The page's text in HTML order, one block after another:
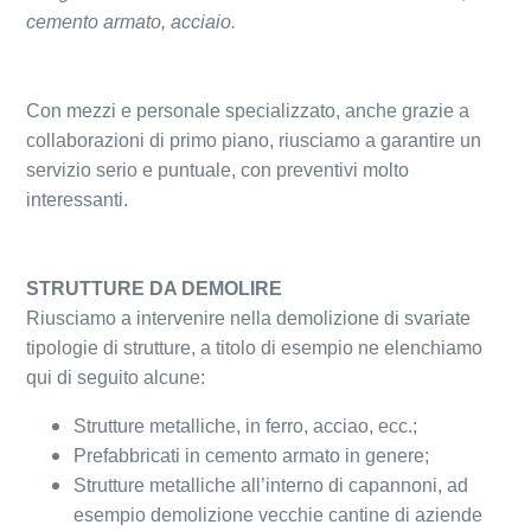
cemento armato, acciaio.
Con mezzi e personale specializzato, anche grazie a
collaborazioni di primo piano, riusciamo a garantire un
servizio serio e puntuale, con preventivi molto
interessanti.
STRUTTURE DA DEMOLIRE
Riusciamo a intervenire nella demolizione di svariate
tipologie di strutture, a titolo di esempio ne elenchiamo
qui di seguito alcune:
Strutture metalliche, in ferro, acciao, ecc.;
Prefabbricati in cemento armato in genere;
Strutture metalliche all’interno di capannoni, ad
esempio demolizione vecchie cantine di aziende